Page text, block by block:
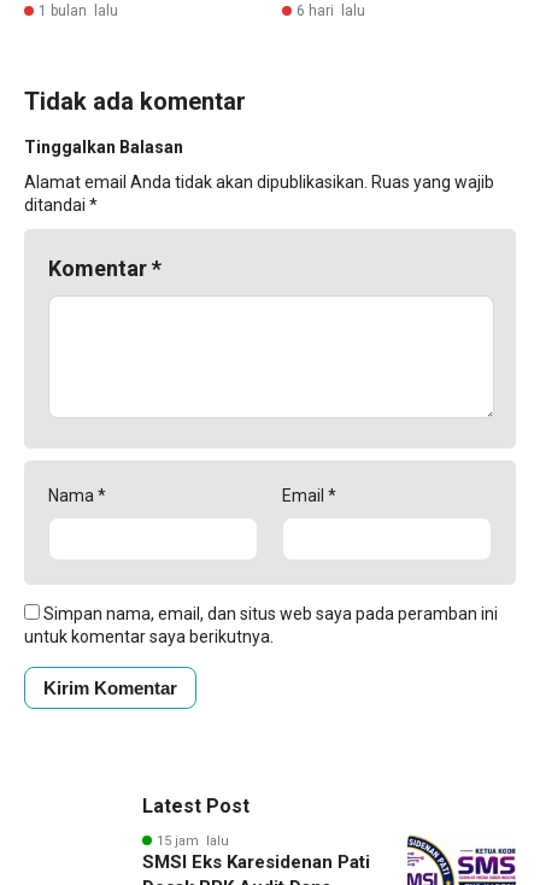
1 bulan lalu 6 hari lalu
Tidak ada komentar
Tinggalkan Balasan
Alamat email Anda tidak akan dipublikasikan. Ruas yang wajib
ditandai *
Komentar*
Nama * Email *
Simpan nama, email, dan situs web saya pada peramban ini
untuk komentar saya berikutnya.
Latest Post
15 jam lalu
SMSI Eks Karesidenan Pati